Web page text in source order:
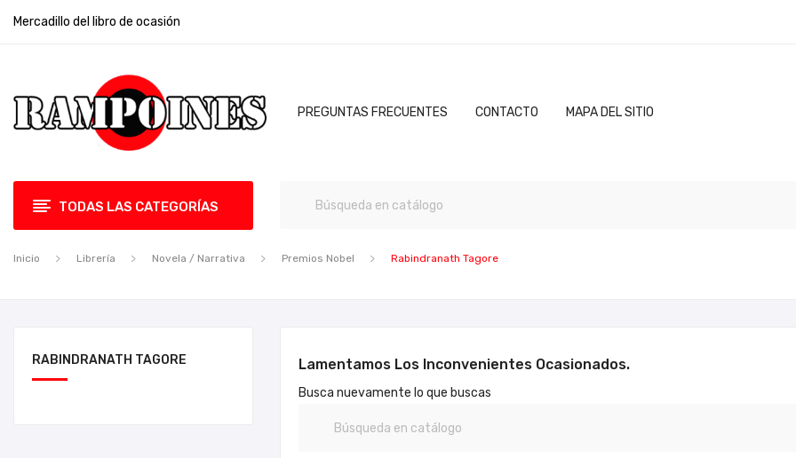
Mercadillo del libro de ocasión
PREGUNTAS FRECUENTES CONTACTO MAPA DEL SITIO
TODAS LAS CATEGORÍAS
Inicio Librería Novela / Narrativa Premios Nobel Rabindranath Tagore
RABINDRANATH TAGORE Lamentamos Los Inconvenientes Ocasionados.
Busca nuevamente lo que buscas